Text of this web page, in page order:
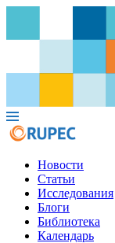
Новости
Статьи
Исследования
Блоги
Библиотека
Календарь